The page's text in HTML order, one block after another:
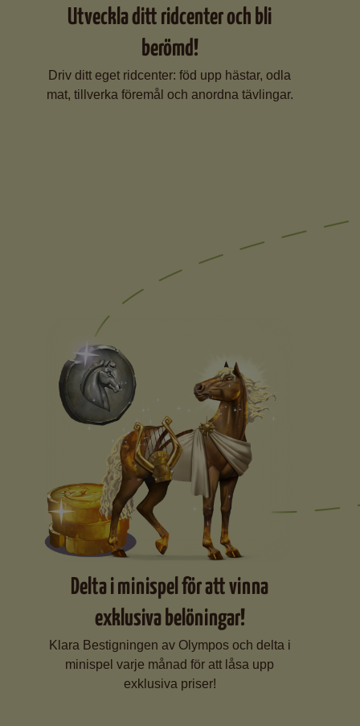
Utveckla ditt ridcenter och bli
berömd!
Driv ditt eget ridcenter: föd upp hästar, odla
mat, tillverka föremål och anordna tävlingar.
Delta i minispel för att vinna
exklusiva belöningar!
Klara Bestigningen av Olympos och delta i
minispel varje månad för att låsa upp
exklusiva priser!